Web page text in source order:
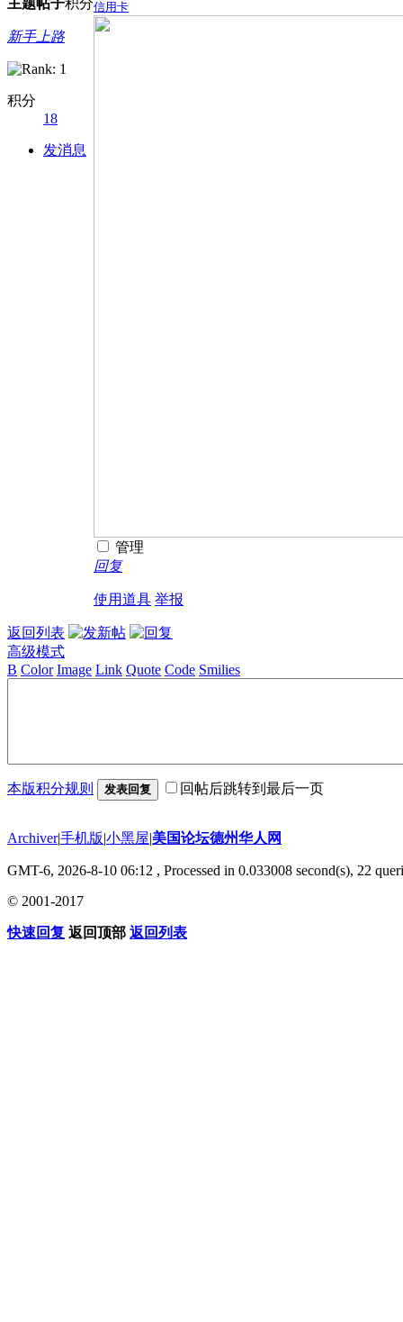
新手上路
积分
18
发消息
信用卡
管理
回复
使用道具 举报
返回列表
高级模式
B Color Image Link Quote Code Smilies
本版积分规则 发表回复 回帖后跳转到最后一页
Archiver|手机版|小黑屋|美国论坛德州华人网
GMT-6, 2026-8-10 06:12 , Processed in 0.033008 second(s), 22
© 2001-2017
快速回复 返回顶部 返回列表